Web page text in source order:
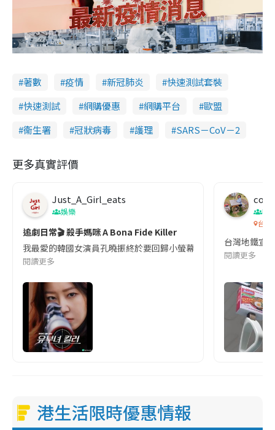
著數 疫情 新冠肺炎
快速測試套裝
快速測試
網購優惠 網購平台
歐盟
衞生署
冠狀病毒 護理 SARS－CoV－2
更多真實評價
Just_A_Girl_eats
娛樂
追劇日常🎬 殺手媽咪 A Bona Fide Killer
我最愛的韓國女演員孔曉振終於要回歸小螢幕啦!這次的劇本改編
閱讀更多
co
吹
台灣
台灣地鐵宣
閱讀更多
港生活限時優惠情報